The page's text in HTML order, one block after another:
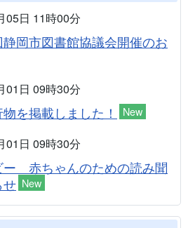
05日 11時00分
岡市図書館協議会開催のお
01日 09時30分
を掲載しました！ New
01日 09時30分
ー 赤ちゃんのための読み聞
せ New